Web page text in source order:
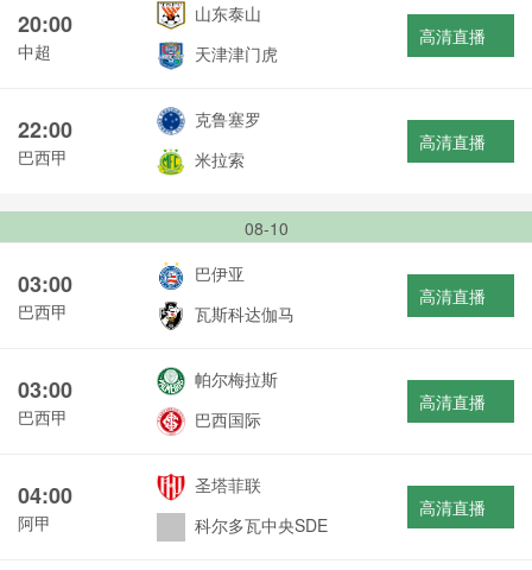
20:00
中超
山东泰山
天津津门虎
高清直播
22:00
巴西甲
克鲁塞罗
米拉索
高清直播
08-10
03:00
巴西甲
巴伊亚
瓦斯科达伽马
高清直播
03:00
巴西甲
帕尔梅拉斯
巴西国际
高清直播
04:00
阿甲
圣塔菲联
科尔多瓦中央SDE
高清直播